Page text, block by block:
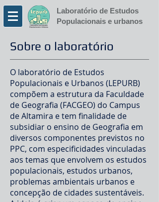
Laboratório de Estudos
Populacionais e urbanos
Sobre o laboratório
O laboratório de Estudos
Populacionais e Urbanos (LEPURB)
compõem a estrutura da Faculdade
de Geografia (FACGEO) do Campus
de Altamira e tem finalidade de
subsidiar o ensino de Geografia em
diversos componentes previstos no
PPC, com especificidades vinculadas
aos temas que envolvem os estudos
populacionais, estudos urbanos,
problemas ambientais urbanos e
concepção de cidades sustentáveis.